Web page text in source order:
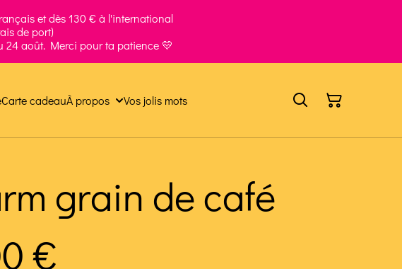
et dès 130 € à l'international
de port)
24 août. Merci pour ta patience 💛
Carte cadeauÀ propos Vos jolis mots
grain de café
€